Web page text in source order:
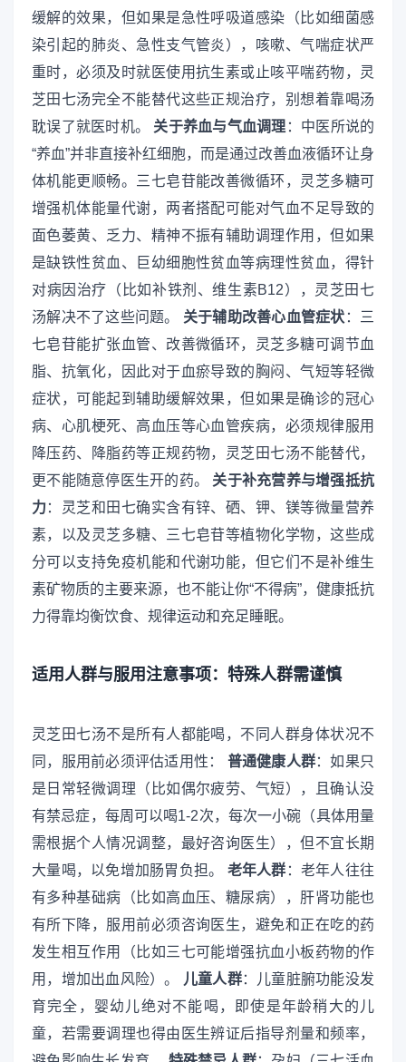
缓解的效果，但如果是急性呼吸道感染（比如细菌感
染引起的肺炎、急性支气管炎），咳嗽、气喘症状严
重时，必须及时就医使用抗生素或止咳平喘药物，灵
芝田七汤完全不能替代这些正规治疗，别想着靠喝汤
耽误了就医时机。 关于养血与气血调理 ：中医所说的
“养血”并非直接补红细胞，而是通过改善血液循环让身
体机能更顺畅。三七皂苷能改善微循环，灵芝多糖可
增强机体能量代谢，两者搭配可能对气血不足导致的
面色萎黄、乏力、精神不振有辅助调理作用，但如果
是缺铁性贫血、巨幼细胞性贫血等病理性贫血，得针
对病因治疗（比如补铁剂、维生素B12），灵芝田七
汤解决不了这些问题。 关于辅助改善心血管症状 ：三
七皂苷能扩张血管、改善微循环，灵芝多糖可调节血
脂、抗氧化，因此对于血瘀导致的胸闷、气短等轻微
症状，可能起到辅助缓解效果，但如果是确诊的冠心
病、心肌梗死、高血压等心血管疾病，必须规律服用
降压药、降脂药等正规药物，灵芝田七汤不能替代，
更不能随意停医生开的药。 关于补充营养与增强抵抗
力：灵芝和田七确实含有锌、硒、钾、镁等微量营养
素，以及灵芝多糖、三七皂苷等植物化学物，这些成
分可以支持免疫机能和代谢功能，但它们不是补维生
素矿物质的主要来源，也不能让你“不得病”，健康抵抗
力得靠均衡饮食、规律运动和充足睡眠。
适用人群与服用注意事项：特殊人群需谨慎
灵芝田七汤不是所有人都能喝，不同人群身体状况不
同，服用前必须评估适用性： 普通健康人群：如果只
是日常轻微调理（比如偶尔疲劳、气短），且确认没
有禁忌症，每周可以喝1-2次，每次一小碗（具体用量
需根据个人情况调整，最好咨询医生），但不宜长期
大量喝，以免增加肠胃负担。 老年人群 ：老年人往往
有多种基础病（比如高血压、糖尿病），肝肾功能也
有所下降，服用前必须咨询医生，避免和正在吃的药
发生相互作用（比如三七可能增强抗血小板药物的作
用，增加出血风险）。
儿童人群：儿童脏腑功能没发
育完全，婴幼儿绝对不能喝，即使是年龄稍大的儿
童，若需要调理也得由医生辨证后指导剂量和频率，